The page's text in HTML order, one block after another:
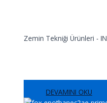
Zemin Tekniği Ürünleri -
DEVAMINI OKU